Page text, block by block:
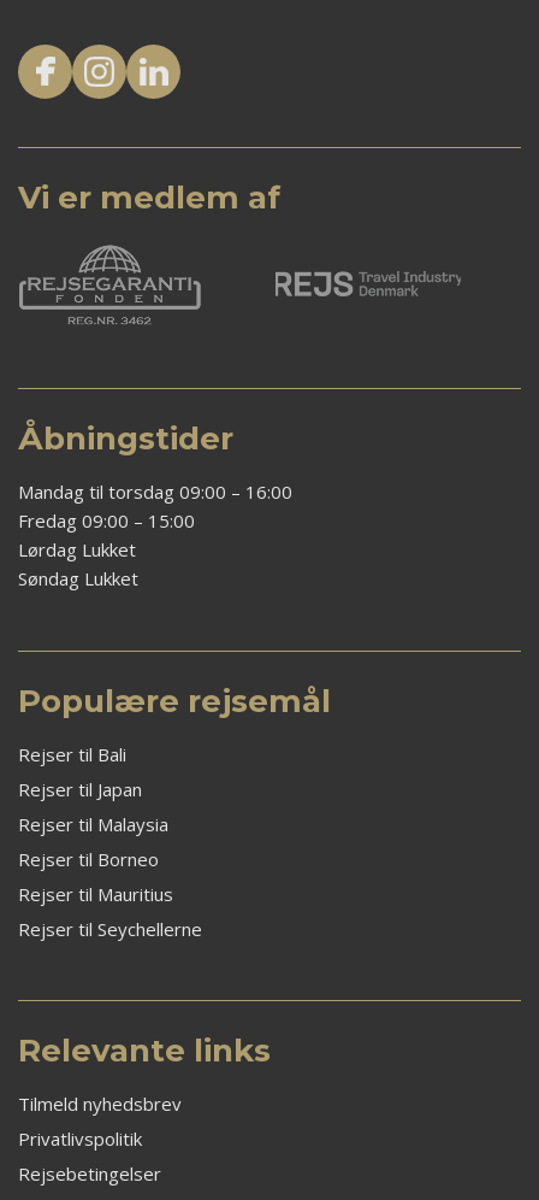
Vi er medlem af
Åbningstider
Mandag til torsdag 09:00 – 16:00
Fredag 09:00 – 15:00
Lørdag Lukket
Søndag Lukket
Populære rejsemål
Rejser til Bali
Rejser til Japan
Rejser til Malaysia
Rejser til Borneo
Rejser til Mauritius
Rejser til Seychellerne
Relevante links
Tilmeld nyhedsbrev
Privatlivspolitik
Rejsebetingelser